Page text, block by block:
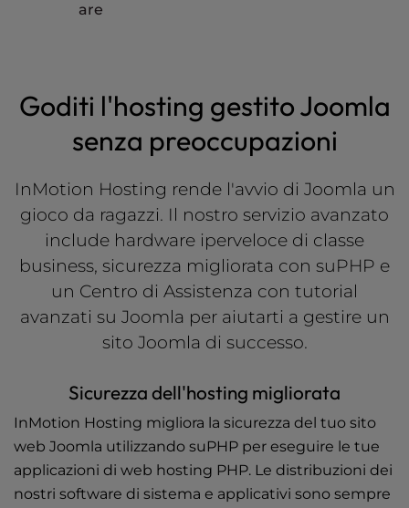
are
Goditi l'hosting gestito Joomla
senza preoccupazioni
InMotion Hosting rende l'avvio di Joomla un
gioco da ragazzi. Il nostro servizio avanzato
include hardware iperveloce di classe
business, sicurezza migliorata con suPHP e
un Centro di Assistenza con tutorial
avanzati su Joomla per aiutarti a gestire un
sito Joomla di successo.
Sicurezza dell'hosting migliorata
InMotion Hosting migliora la sicurezza del tuo sito
web Joomla utilizzando suPHP per eseguire le tue
applicazioni di web hosting PHP. Le distribuzioni dei
nostri software di sistema e applicativi sono sempre